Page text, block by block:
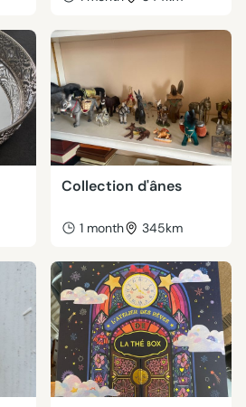
Collection d'ânes
1 month 345km